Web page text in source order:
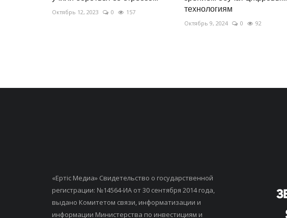
Октябрь 12, 2023 0 157
технологиям
Октябрь 9, 2024 0 92
«Ертiс Медиа» Свидетельство о государственной
регистрации: №14564-ИА от 30 сентября 2014 года,
выдано Комитетом связи, информатизации и
информации Министерства по инвестициям и